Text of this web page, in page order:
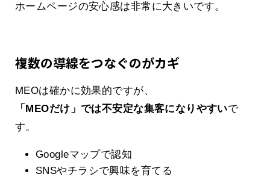
ホームページの安心感は非常に大きいです。
複数の導線をつなぐのがカギ
MEOは確かに効果的ですが、
「MEOだけ」では不安定な集客になりやすいで
す。
Googleマップで認知
SNSやチラシで興味を育てる